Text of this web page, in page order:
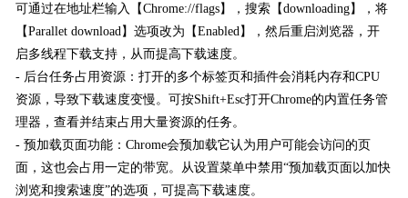
可通过在地址栏输入【Chrome://flags】，搜索【downloading】，将
【Parallet download】选项改为【Enabled】，然后重启浏览器，开
启多线程下载支持，从而提高下载速度。
- 后台任务占用资源：打开的多个标签页和插件会消耗内存和CPU
资源，导致下载速度变慢。可按Shift+Esc打开Chrome的内置任务管
理器，查看并结束占用大量资源的任务。
- 预加载页面功能：Chrome会预加载它认为用户可能会访问的页
面，这也会占用一定的带宽。从设置菜单中禁用“预加载页面以加快
浏览和搜索速度”的选项，可提高下载速度。